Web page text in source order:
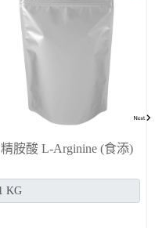
精胺酸 L-Arginine (食添)